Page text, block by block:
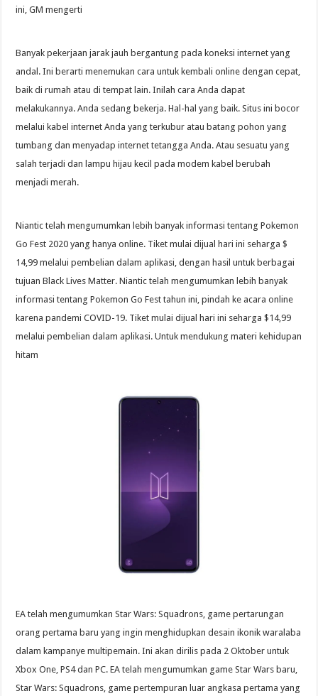
ini, GM mengerti
Banyak pekerjaan jarak jauh bergantung pada koneksi internet yang
andal. Ini berarti menemukan cara untuk kembali online dengan cepat,
baik di rumah atau di tempat lain. Inilah cara Anda dapat
melakukannya. Anda sedang bekerja. Hal-hal yang baik. Situs ini bocor
melalui kabel internet Anda yang terkubur atau batang pohon yang
tumbang dan menyadap internet tetangga Anda. Atau sesuatu yang
salah terjadi dan lampu hijau kecil pada modem kabel berubah
menjadi merah.
Niantic telah mengumumkan lebih banyak informasi tentang Pokemon
Go Fest 2020 yang hanya online. Tiket mulai dijual hari ini seharga $
14,99 melalui pembelian dalam aplikasi, dengan hasil untuk berbagai
tujuan Black Lives Matter. Niantic telah mengumumkan lebih banyak
informasi tentang Pokemon Go Fest tahun ini, pindah ke acara online
karena pandemi COVID-19. Tiket mulai dijual hari ini seharga $14,99
melalui pembelian dalam aplikasi. Untuk mendukung materi kehidupan
hitam
EA telah mengumumkan Star Wars: Squadrons, game pertarungan
orang pertama baru yang ingin menghidupkan desain ikonik waralaba
dalam kampanye multipemain. Ini akan dirilis pada 2 Oktober untuk
Xbox One, PS4 dan PC. EA telah mengumumkan game Star Wars baru,
Star Wars: Squadrons, game pertempuran luar angkasa pertama yang